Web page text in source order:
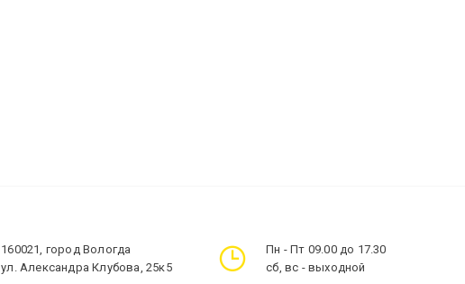
160021, город Вологда
ул. Александра Клубова, 25к5
Пн - Пт 09.00 до 17.30
сб, вс - выходной